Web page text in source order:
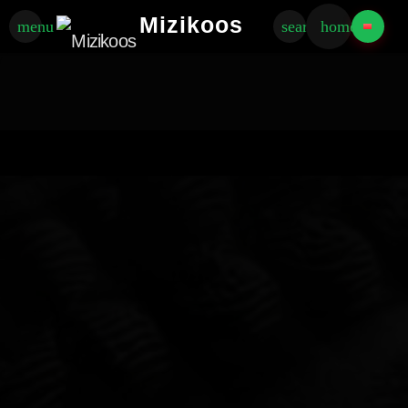
menu Mizikoos searchhome